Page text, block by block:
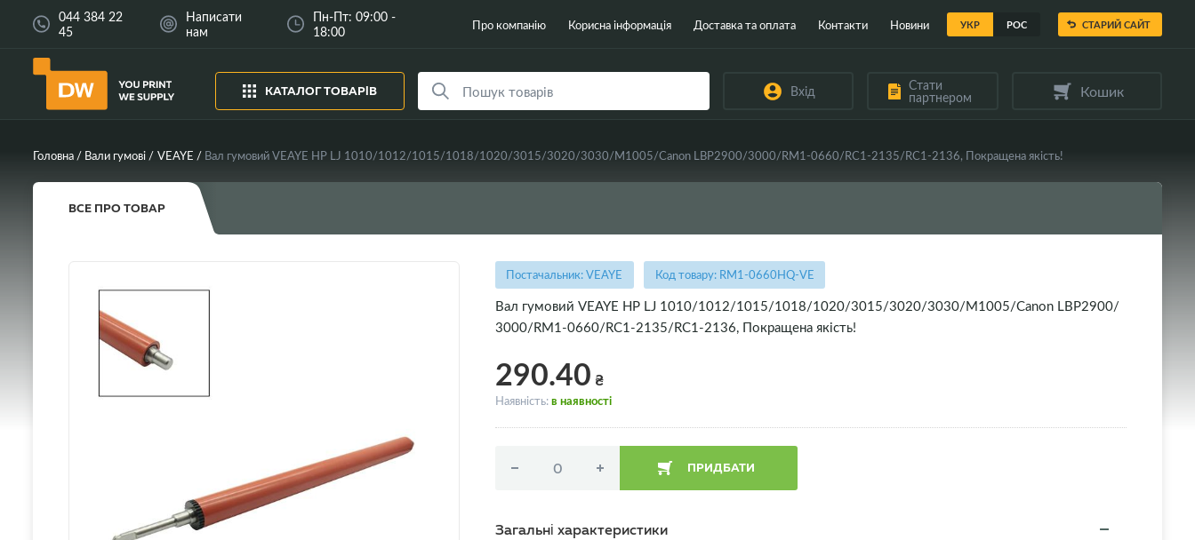
УКР РОС
044 384 22
45
Написати
нам
Пн-Пт: 09:00 -
18:00
Про компанію Корисна інформація Доставка та оплата Контакти Новини СТАРИЙ САЙТ
КАТАЛОГ ТОВАРІВ Вхід Стати
партнером Кошик
Головна Вали гумові VEAYE Вал гумовий VEAYE HP LJ 1010/1012/1015/1018/1020/3015/3020/3030/M1005/Canon LBP2900/3000/RM1-0660/RC1-2135/RC1-2136, Покращена якість!
ВСЕ ПРО ТОВАР
Постачальник: VEAYE Код товару: RM1-0660HQ-VE
Вал гумовий VEAYE HP LJ 1010/1012/1015/1018/1020/3015/3020/3030/M1005/Canon LBP2900/
3000/RM1-0660/RC1-2135/RC1-2136, Покращена якість!
290.40 ₴
Наявність:в наявності
ПРИДБАТИ
Загальні характеристики